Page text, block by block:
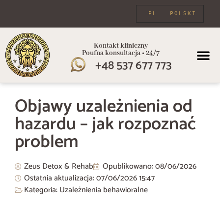
POLSKI
PL
Kontakt kliniczny
Poufna konsultacja • 24/7
+48 537 677 773
Objawy uzależnienia od
hazardu – jak rozpoznać
problem
Zeus Detox & Rehab Opublikowano:08/06/2026
Ostatnia aktualizacja: 07/06/202615:47
Kategoria:Uzależnienia behawioralne